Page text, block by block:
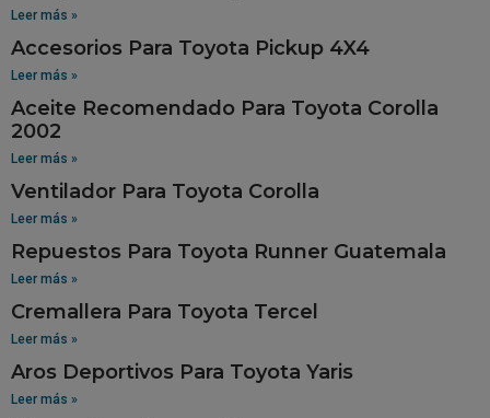
Leer más »
Accesorios Para Toyota Pickup 4X4
Leer más »
Aceite Recomendado Para Toyota Corolla
2002
Leer más »
Ventilador Para Toyota Corolla
Leer más »
Repuestos Para Toyota Runner Guatemala
Leer más »
Cremallera Para Toyota Tercel
Leer más »
Aros Deportivos Para Toyota Yaris
Leer más »